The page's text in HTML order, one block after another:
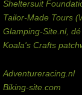
Sheltersuit
Tailor-Made Tours
Glamping-Site.nl,
Koala's Crafts
Adventureracing.nl
Biking-site.com